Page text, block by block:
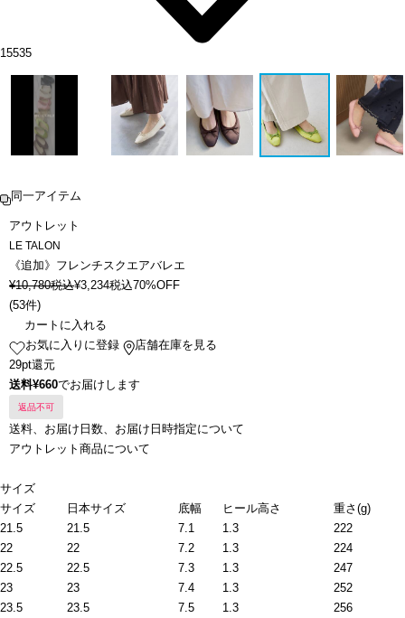
15535
同一アイテム
アウトレット
LE TALON
《追加》フレンチスクエアバレエ
¥10,780税込¥3,234税込70%OFF
(53件)
カートに入れる
お気に入りに登録
店舗在庫を見る
29pt還元
送料¥660でお届けします
返品不可
送料、お届け日数、お届け日時指定について
アウトレット商品について
サイズ
サイズ
日本サイズ 底幅 ヒール高さ
重さ(g)
21.5
21.5 7.1 1.3
222
22
22 7.2 1.3
224
22.5
22.5 7.3 1.3
247
23
23 7.4 1.3
252
23.5
23.5 7.5 1.3
256